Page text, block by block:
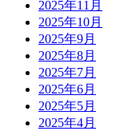
2025年11月
2025年10月
2025年9月
2025年8月
2025年7月
2025年6月
2025年5月
2025年4月